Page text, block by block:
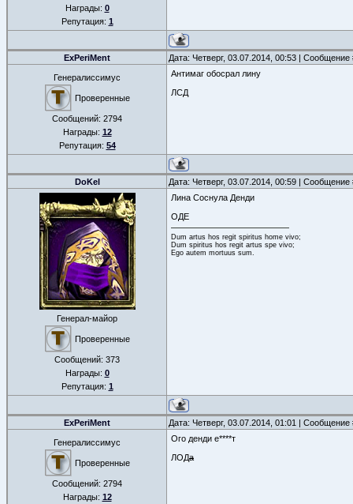
Награды: 0
Репутация: 1
ExPeriMent Дата: Четверг, 03.07.2014, 00:53 |
Генералиссимус
Проверенные
Сообщений: 2794
Награды: 12
Репутация: 54
Антимаг обосрал лину
ЛСД
DoKel Дата: Четверг, 03.07.2014, 00:59 |
Генерал-майор
Проверенные
Сообщений: 373
Награды: 0
Репутация: 1
Лина Соснула Денди
ОДЕ
Dum artus hos regit spiritus home vivo;
Dum spiritus hos regit artus spe vivo;
Ego autem mortuus sum.
ExPeriMent Дата: Четверг, 03.07.2014, 01:01 |
Генералиссимус
Проверенные
Сообщений: 2794
Награды: 12
Ого денди е****т
ЛОДа